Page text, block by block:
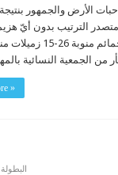
إنتصار فاز على حمائم
»